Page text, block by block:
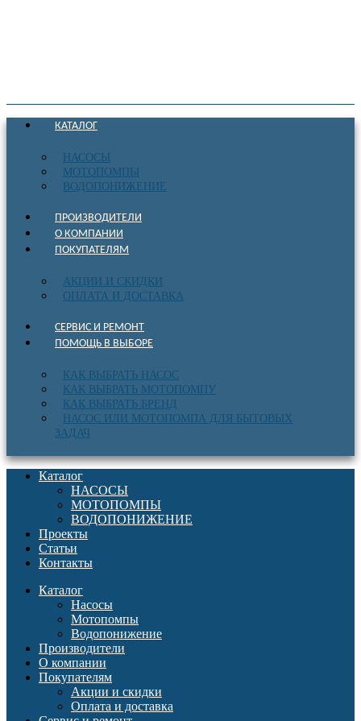
КАТАЛОГ
НАСОСЫ
МОТОПОМПЫ
ВОДОПОНИЖЕНИЕ
ПРОИЗВОДИТЕЛИ
О КОМПАНИИ
ПОКУПАТЕЛЯМ
АКЦИИ И СКИДКИ
ОПЛАТА И ДОСТАВКА
СЕРВИС И РЕМОНТ
ПОМОЩЬ В ВЫБОРЕ
КАК ВЫБРАТЬ НАСОС
КАК ВЫБРАТЬ МОТОПОМПУ
КАК ВЫБРАТЬ БРЕНД
НАСОС ИЛИ МОТОПОМПА ДЛЯ БЫТОВЫХ
ЗАДАЧ
Каталог
НАСОСЫ
МОТОПОМПЫ
ВОДОПОНИЖЕНИЕ
Проекты
Статьи
Контакты
Каталог
Насосы
Мотопомпы
Водопонижение
Производители
О компании
Покупателям
Акции и скидки
Оплата и доставка